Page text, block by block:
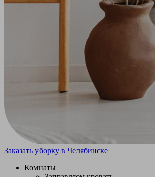
Заказать уборку в Челябинске
Комнаты